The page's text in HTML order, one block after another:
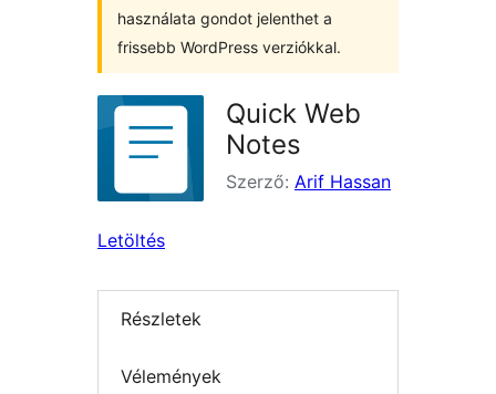
használata gondot jelenthet a
frissebb WordPress verziókkal.
Quick Web
Notes
Szerző: Arif Hassan
Letöltés
Részletek
Vélemények